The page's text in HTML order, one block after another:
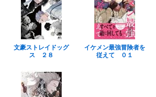
文豪ストレイドッグ
ス ２８
イケメン最強冒険者を
従えて ０１